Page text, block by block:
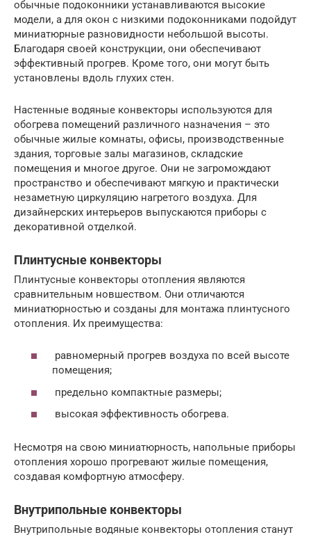
обычные подоконники устанавливаются высокие
модели, а для окон с низкими подоконниками подойдут
миниатюрные разновидности небольшой высоты.
Благодаря своей конструкции, они обеспечивают
эффективный прогрев. Кроме того, они могут быть
установлены вдоль глухих стен.
Настенные водяные конвекторы используются для
обогрева помещений различного назначения – это
обычные жилые комнаты, офисы, производственные
здания, торговые залы магазинов, складские
помещения и многое другое. Они не загромождают
пространство и обеспечивают мягкую и практически
незаметную циркуляцию нагретого воздуха. Для
дизайнерских интерьеров выпускаются приборы с
декоративной отделкой.
Плинтусные конвекторы
Плинтусные конвекторы отопления являются
сравнительным новшеством. Они отличаются
миниатюрностью и созданы для монтажа плинтусного
отопления. Их преимущества:
равномерный прогрев воздуха по всей высоте
помещения;
предельно компактные размеры;
высокая эффективность обогрева.
Несмотря на свою миниатюрность, напольные приборы
отопления хорошо прогревают жилые помещения,
создавая комфортную атмосферу.
Внутрипольные конвекторы
Внутрипольные водяные конвекторы отопления станут